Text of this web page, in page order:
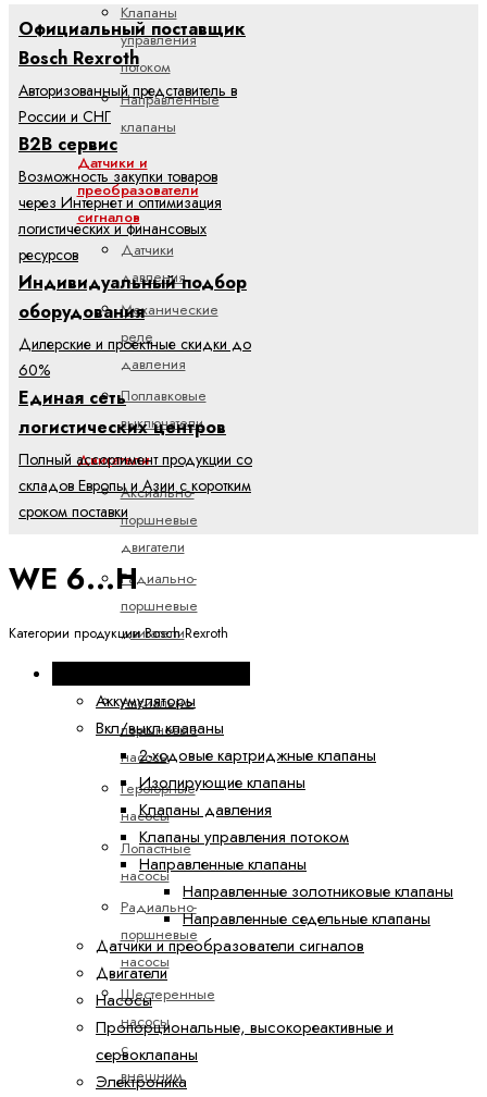
Клапаны
управления
потоком
Направленные
клапаны
Датчики и
преобразователи
сигналов
Датчики
давления
Механические
реле
давления
Поплавковые
выключатели
Двигатели
Аксиально-
поршневые
двигатели
Радиально-
поршневые
двигатели
Аксиально-
поршневые
насосы
Героторные
насосы
Лопастные
насосы
Радиально-
поршневые
насосы
Шестеренные
насосы
с
внешним
Официальный поставщик
Bosch Rexroth
Авторизованный представитель в
России и СНГ
B2B сервис
Возможность закупки товаров
через Интернет и оптимизация
логистических и финансовых
ресурсов
Индивидуальный подбор
оборудования
Дилерские и проектные скидки до
60%
Единая сеть
логистических центров
Полный ассортимент продукции со
складов Европы и Азии с коротким
сроком поставки
WE 6...H
Категории продукции Bosch Rexroth
Аккумуляторы
Вкл/выкл клапаны
2-ходовые картриджные клапаны
Изолирующие клапаны
Клапаны давления
Клапаны управления потоком
Направленные клапаны
Направленные золотниковые клапаны
Направленные седельные клапаны
Датчики и преобразователи сигналов
Двигатели
Насосы
Пропорциональные, высокореактивные и
сервоклапаны
Электроника